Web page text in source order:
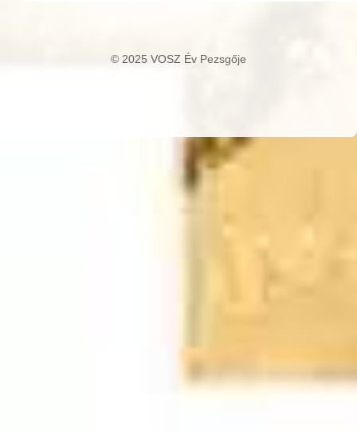
© 2025 VOSZ Év Pezsgője